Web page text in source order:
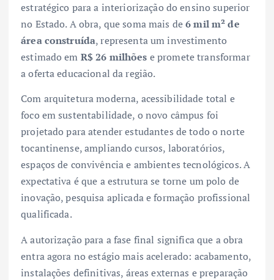
estratégico para a interiorização do ensino superior
no Estado. A obra, que soma mais de6 mil m² de
área construída, representa um investimento
estimado em R$ 26 milhões e promete transformar
a oferta educacional da região.
Com arquitetura moderna, acessibilidade total e
foco em sustentabilidade, o novo câmpus foi
projetado para atender estudantes de todo o norte
tocantinense, ampliando cursos, laboratórios,
espaços de convivência e ambientes tecnológicos. A
expectativa é que a estrutura se torne um polo de
inovação, pesquisa aplicada e formação profissional
qualificada.
A autorização para a fase final significa que a obra
entra agora no estágio mais acelerado: acabamento,
instalações definitivas, áreas externas e preparação